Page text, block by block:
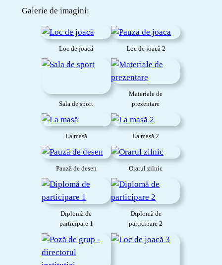
Galerie de imagini:
Loc de joacă Loc de joacă 2
Sala de sport
Materiale de
prezentare
La masă La masă 2
Pauză de desen Orarul zilnic
Diplomă de
participare 1
Diplomă de
participare 2